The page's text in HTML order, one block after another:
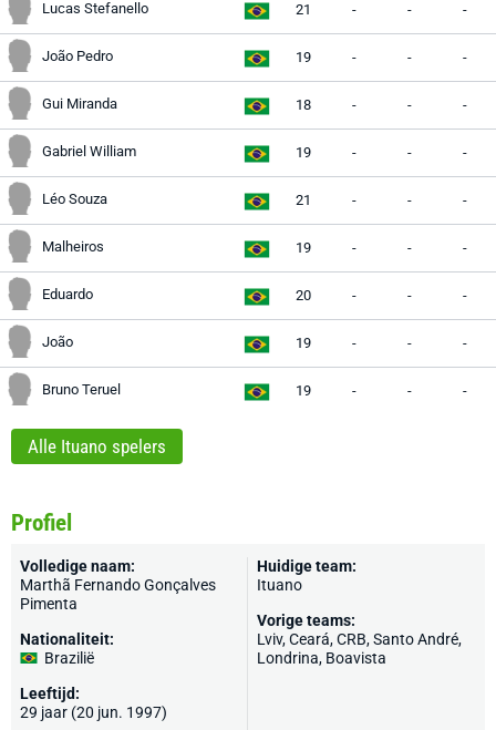
Lucas Stefanello 21 - - -
João Pedro 19 - - -
Gui Miranda 18 - - -
Gabriel William 19 - - -
Léo Souza 21 - - -
Malheiros 19 - - -
Eduardo 20 - - -
João 19 - - -
Bruno Teruel 19 - - -
Alle Ituano spelers
Profiel
Volledige naam:
Marthã Fernando Gonçalves
Pimenta
Nationaliteit:
Brazilië
Leeftijd:
29 jaar (20 jun. 1997)
Huidige team:
Ituano
Vorige teams:
Lviv, Ceará, CRB, Santo André,
Londrina, Boavista